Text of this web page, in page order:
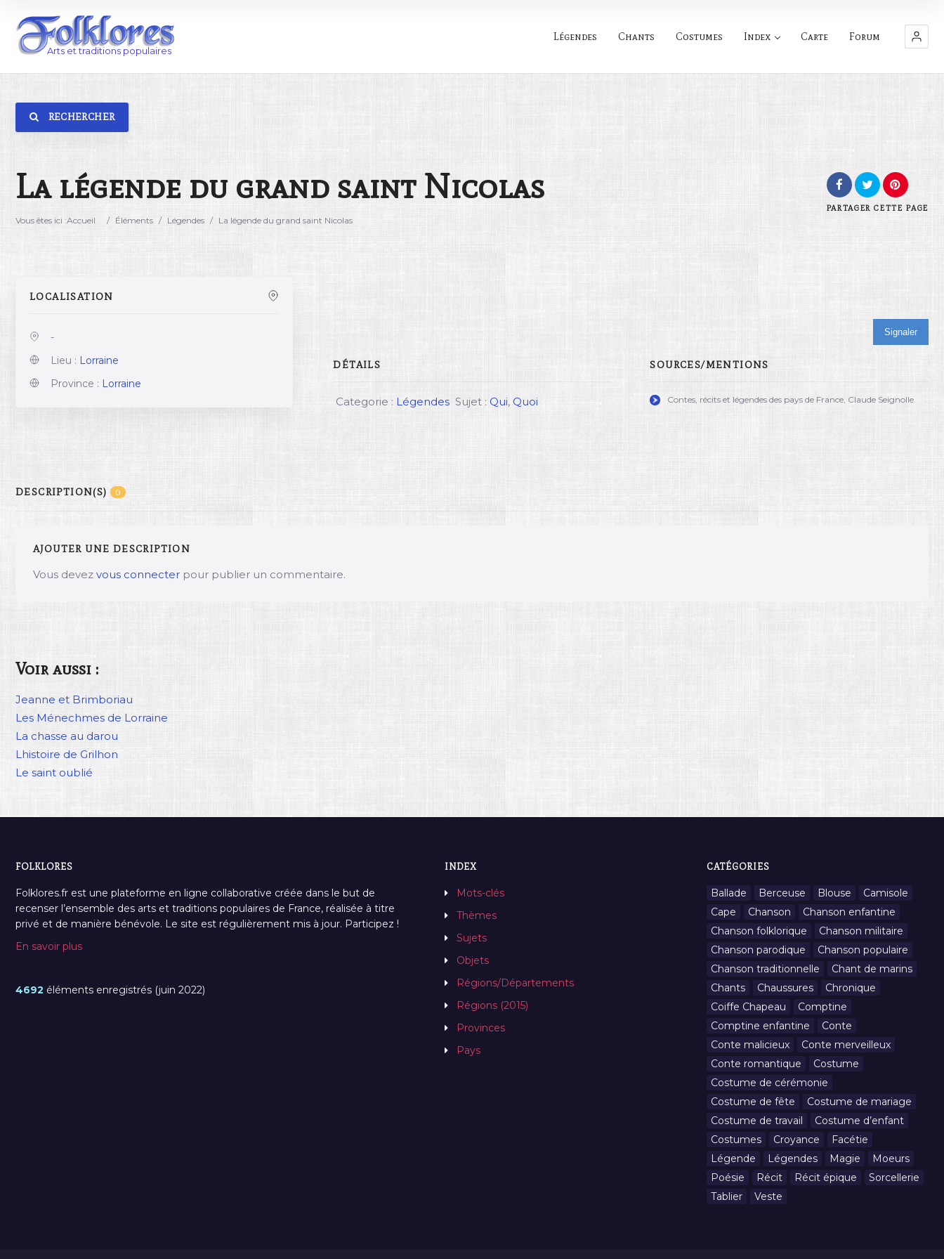
Légendes Chants Costumes Index Carte Forum
RECHERCHER
La légende du grand saint Nicolas
Vous êtes ici :Accueil / Éléments / Légendes / La légende du grand saint Nicolas
PARTAGER CETTE PAGE
LOCALISATION
-
Lieu : Lorraine
Province : Lorraine
Signaler
DÉTAILS
Categorie : Légendes Sujet : Qui,Quoi
SOURCES/MENTIONS
Contes, récits et légendes des pays de France, Claude Seignolle.
DESCRIPTION(S) 0
AJOUTER UNE DESCRIPTION
Vous devez vous connecter pour publier un commentaire.
Voir aussi :
Jeanne et Brimboriau
Les Ménechmes de Lorraine
La chasse au darou
Lhistoire de Grilhon
Le saint oublié
FOLKLORES
Folklores.fr est une plateforme en ligne collaborative créée dans le but de
recenser l’ensemble des arts et traditions populaires de France, réalisée à titre
privé et de manière bénévole. Le site est régulièrement mis à jour. Participez !
En savoir plus
4692 éléments enregistrés (juin 2022)
INDEX
Mots-clés
Thèmes
Sujets
Objets
Régions/Départements
Régions (2015)
Provinces
Pays
CATÉGORIES
Ballade Berceuse Blouse
Camisole
Cape
Chanson
Chanson enfantine
Chanson folklorique
Chanson militaire
Chanson parodique
Chanson populaire
Chanson traditionnelle
Chant de marins
Chants
Chaussures
Chronique
Coiffe Chapeau
Comptine
Comptine enfantine
Conte
Conte malicieux
Conte merveilleux
Conte romantique
Costume
Costume de cérémonie
Costume de fête
Costume de mariage
Costume de travail
Costume d’enfant
Costumes
Croyance
Facétie
Légende
Légendes Magie
Moeurs
Poésie
Récit Récit épique
Sorcellerie
Tablier
Veste